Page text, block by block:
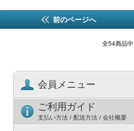
前のページへ
全54商品
会員メニュー
ご利用ガイド
支払い方法 / 配送方法 / 会社概要